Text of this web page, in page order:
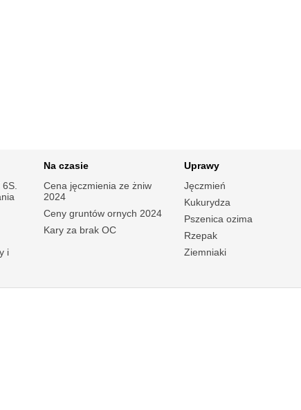
6S.
i
Na czasie
Cena jęczmienia ze żniw
2024
Ceny gruntów ornych 2024
Kary za brak OC
Uprawy
Jęczmień
Kukurydza
Pszenica ozima
Rzepak
Ziemniaki